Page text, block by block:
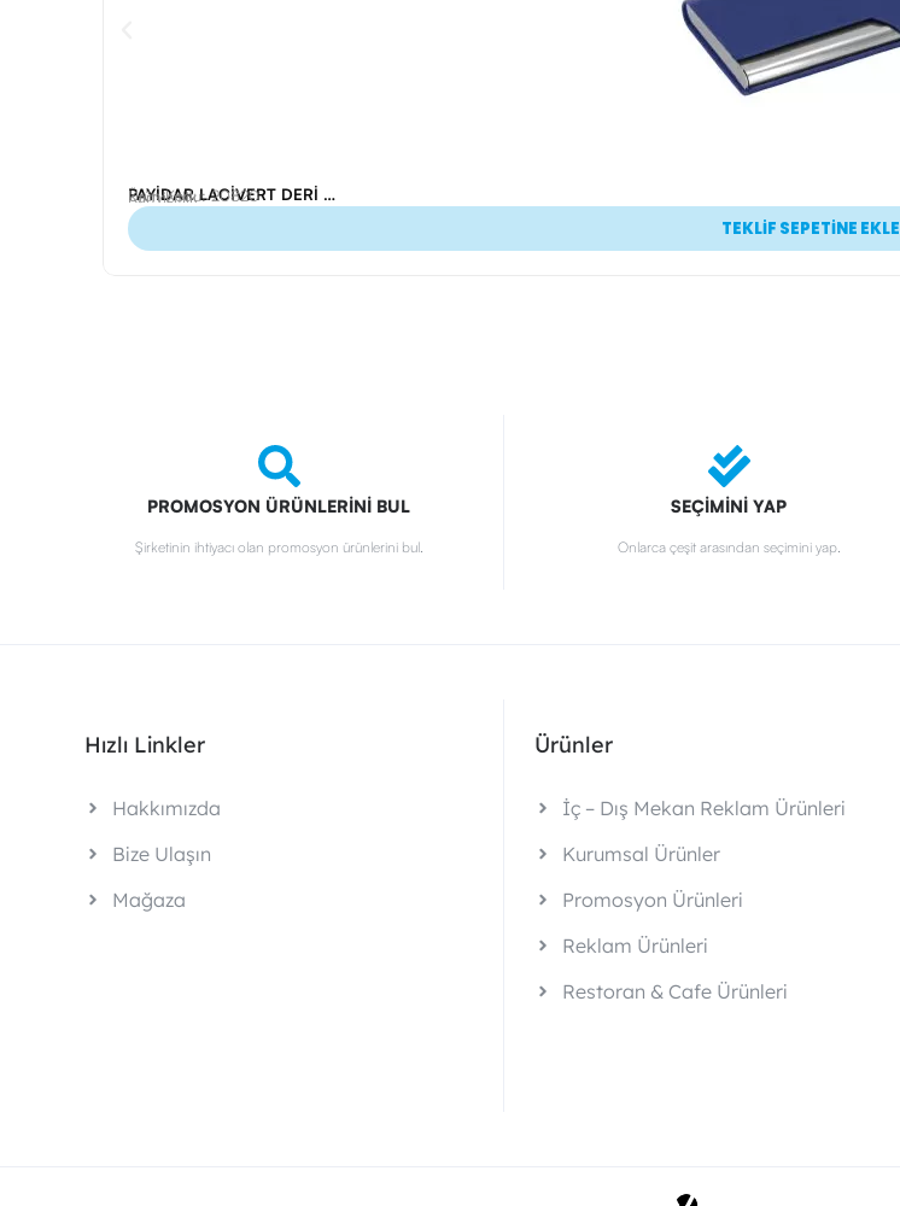
PAYİDAR LACİVERT DERİ KARTVİZİTLİK
Ürün Kodu: 20820
Kartvizitlik
TEKLİF SEPETİNE EKLE
PROMOSYON ÜRÜNLERİNİ BUL
Şirketinin ihtiyacı olan promosyon ürünlerini bul.
SEÇİMİNİ YAP
Onlarca çeşit arasından seçimini yap.
Hızlı Linkler
Hakkımızda
Bize Ulaşın
Mağaza
Ürünler
İç – Dış Mekan Reklam Ürünleri
Kurumsal Ürünler
Promosyon Ürünleri
Reklam Ürünleri
Restoran & Cafe Ürünleri